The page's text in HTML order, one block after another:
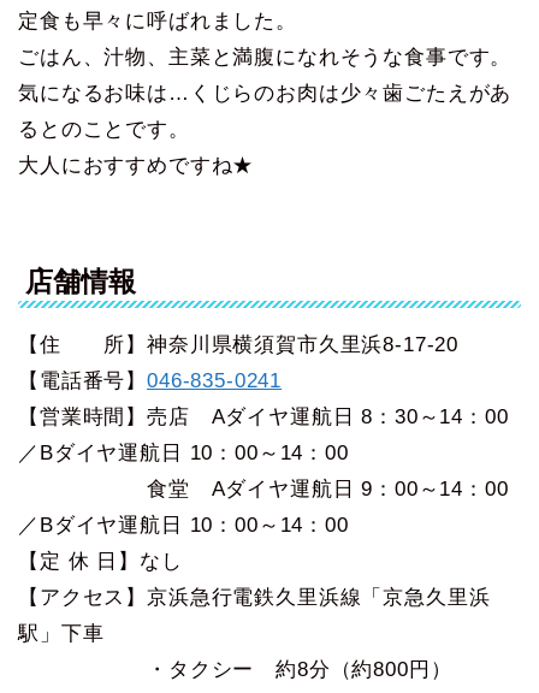
定食も早々に呼ばれました。
ごはん、汁物、主菜と満腹になれそうな食事です。
気になるお味は…くじらのお肉は少々歯ごたえがあ
るとのことです。
大人におすすめですね★
店舗情報
【住 所】神奈川県横須賀市久里浜8-17-20
【電話番号】046-835-0241
【営業時間】売店 Aダイヤ運航日 8：30～14：00
／Bダイヤ運航日 10：00～14：00
食堂 Aダイヤ運航日 9：00～14：00
／Bダイヤ運航日 10：00～14：00
【定 休 日】なし
【アクセス】京浜急行電鉄久里浜線「京急久里浜
駅」下車
・タクシー 約8分（約800円）